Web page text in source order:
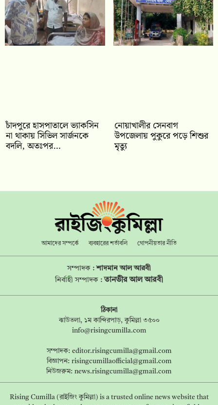
চাঁদপুরে হাসপাতালে ভ্যাকসিন
না থাকায় সিভিল সার্জনকে
বদলি, অতঃপর…
নোয়াখালীর সেনবাগ
উপজেলায় পুকুরে পড়ে শিশুর
মৃত্যু
আমাদের সম্পর্কে ব্যবহারের শর্তাবলি গোপনীয়তার নীতি
সম্পাদক :শাদমান আল আরবী
নির্বাহী সম্পাদক : তানভীর আল আরবী
ঠিকানা
ঝাউতলা, ১ম কান্দিরপাড়, কুমিল্লা ৩৫০০
info@risingcumilla.com
সম্পাদক: editor.risingcumilla@gmail.com
বিজ্ঞাপন: risingcumillaofficial@gmail.com
নিউজরুম: news.risingcumilla@gmail.com
Rising Cumilla (রাইজিং কুমিল্লা) is a trusted online news website that